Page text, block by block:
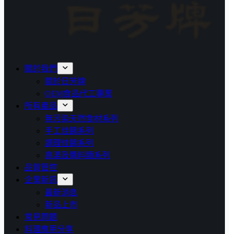
關於我們
關於日芳牌
OEM食品代工專業
所有產品
無污染天然食材系列
手工佳餚系列
調理佳餚系列
高湯及醬料類系列
品質管控
企業新訊
最新消息
新品上市
常見問題
料理應用分享